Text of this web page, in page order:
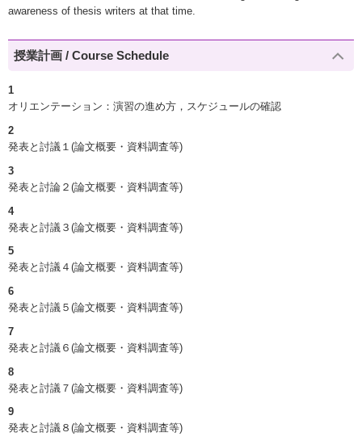
awareness of thesis writers at that time.
授業計画 / Course Schedule
1
オリエンテーション：演習の進め方，スケジュールの確認
2
発表と討議１(論文概要・資料調査等)
3
発表と討論２(論文概要・資料調査等)
4
発表と討議３(論文概要・資料調査等)
5
発表と討議４(論文概要・資料調査等)
6
発表と討議５(論文概要・資料調査等)
7
発表と討議６(論文概要・資料調査等)
8
発表と討議７(論文概要・資料調査等)
9
発表と討議８(論文概要・資料調査等)